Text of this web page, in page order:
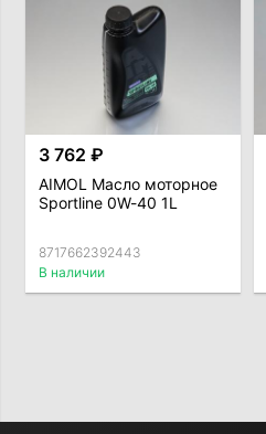
3 762 ₽
AIMOL Масло моторное
Sportline 0W-40 1L
8717662392443
В наличии